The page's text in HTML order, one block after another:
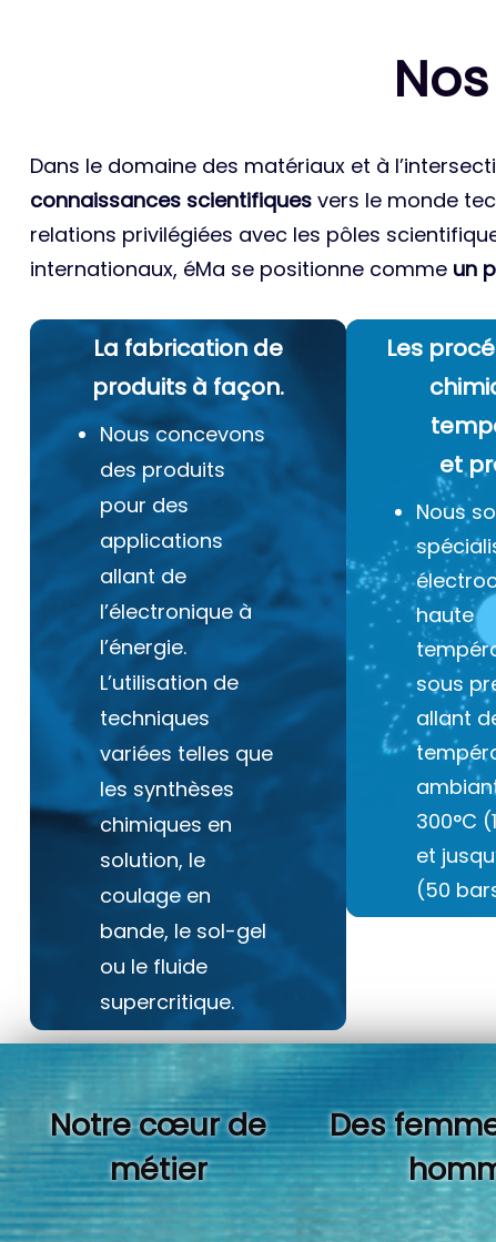
Dans le domaine des matériaux et à
connaissances scientifiques vers le monde
relations privilégiées avec les pôles
internationaux, éMa se positionne comme un
La fabrication de
produits à façon.
Nous concevons
des produits
pour des
applications
allant de
l’électronique à
l’énergie.
L’utilisation de
techniques
variées telles que
les synthèses
chimiques en
solution, le
coulage en
bande, le sol-gel
ou le fluide
supercritique.
Les
et
Nous
haute
sous
allant
300°C
et
(50
Notre cœur de
métier
Des